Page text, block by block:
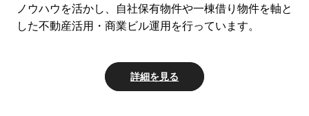
ノウハウを活かし、⾃社保有物件や⼀棟借り物件を軸と
した不動産活⽤・商業ビル運⽤を⾏っています。
詳細を見る